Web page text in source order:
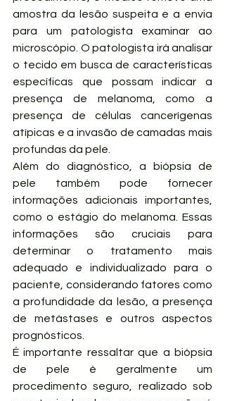
amostra da lesão suspeita e a envia
para um patologista examinar ao
microscópio. O patologista irá analisar
o tecido em busca de características
específicas que possam indicar a
presença de melanoma, como a
presença de células cancerígenas
atípicas e a invasão de camadas mais
profundas da pele.
Além do diagnóstico, a biópsia de
pele também pode fornecer
informações adicionais importantes,
como o estágio do melanoma. Essas
informações são cruciais para
determinar o tratamento mais
adequado e individualizado para o
paciente, considerando fatores como
a profundidade da lesão, a presença
de metástases e outros aspectos
prognósticos.
É importante ressaltar que a biópsia
de pele é geralmente um
procedimento seguro, realizado sob